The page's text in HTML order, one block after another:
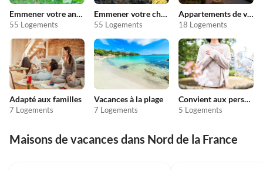
Emmener votre animal en vacances
55 Logements
Emmener votre chien en vacances
55 Logements
Appartements de vacances pas chers
18 Logements
Adapté aux familles
7 Logements
Vacances à la plage
7 Logements
Convient aux personnes allergiques
5 Logements
Maisons de vacances dans Nord de la France